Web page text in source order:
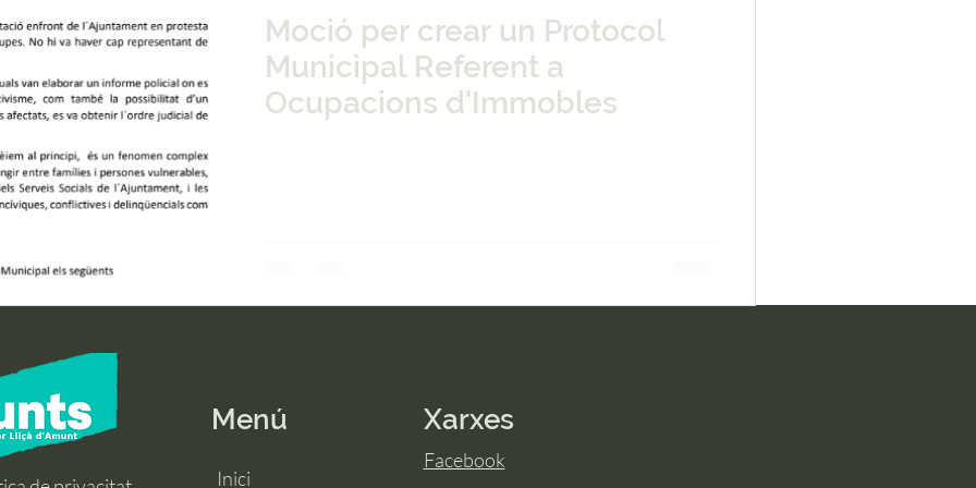
Moció per crear un Protocol
Municipal Referent a
Ocupacions d'Immobles
Menú Xarxes
Inici
Facebook